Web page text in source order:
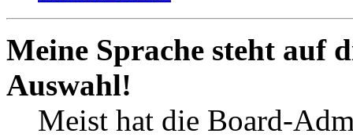
Meine Sprache steht auf
Auswahl!
Meist hat die Board-